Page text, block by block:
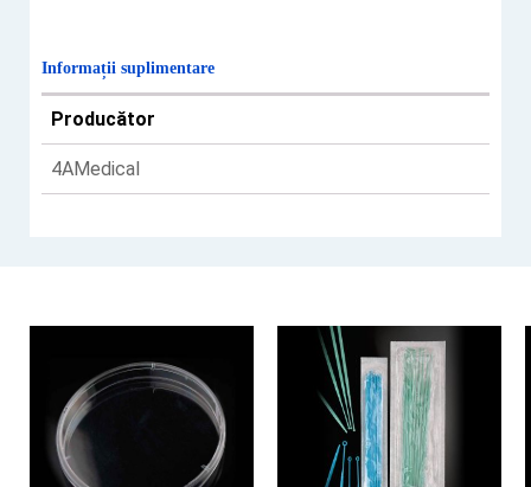
Informații suplimentare
Producător
4AMedical